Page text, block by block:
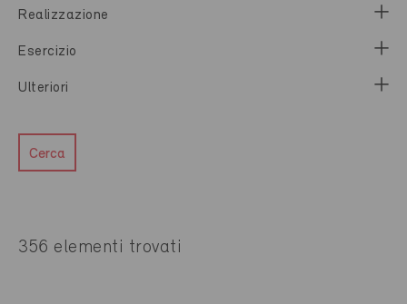
Realizzazione
Esercizio
Ulteriori
Cerca
356 elementi trovati